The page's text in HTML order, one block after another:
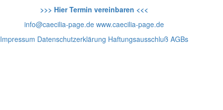
>>> Hier Termin vereinbaren <<<
info@caecilia-page.de www.caecilia-page.de
Impressum Datenschutzerklärung Haftungsausschluß AGBs